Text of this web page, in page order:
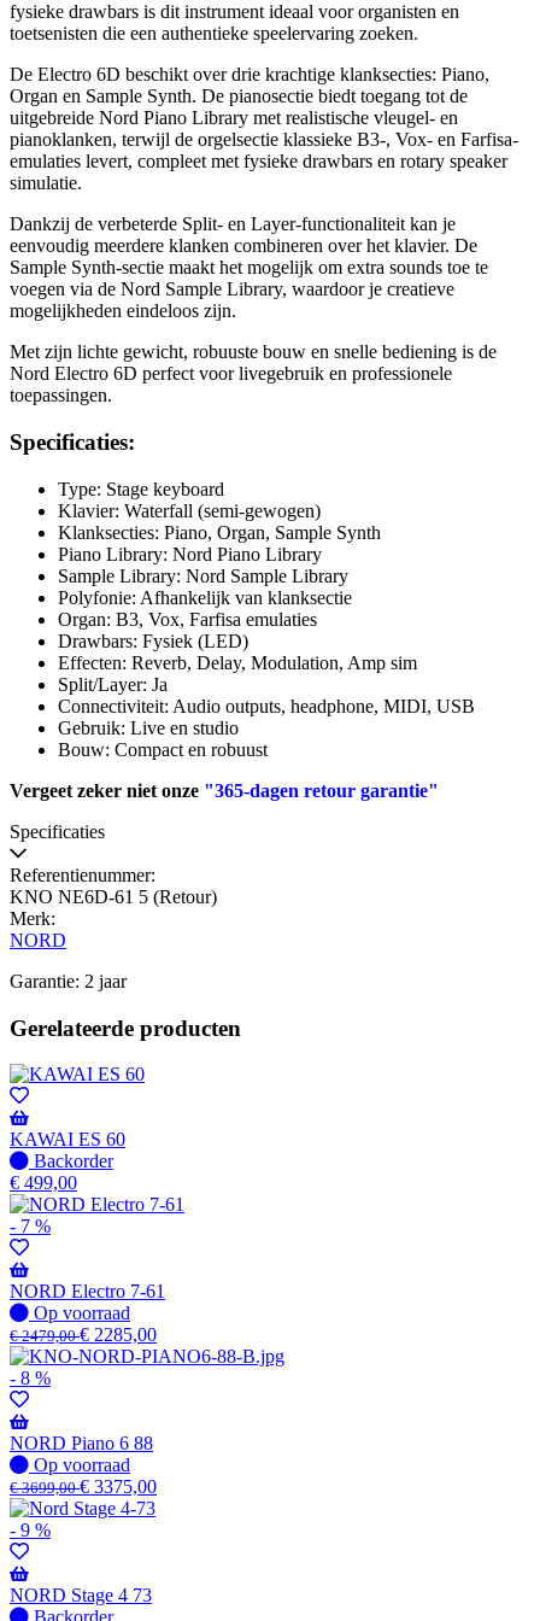
fysieke drawbars is dit instrument ideaal voor organisten en
toetsenisten die een authentieke speelervaring zoeken.
De Electro 6D beschikt over drie krachtige klanksecties: Piano,
Organ en Sample Synth. De pianosectie biedt toegang tot de
uitgebreide Nord Piano Library met realistische vleugel- en
pianoklanken, terwijl de orgelsectie klassieke B3-, Vox- en Farfisa-
emulaties levert, compleet met fysieke drawbars en rotary speaker
simulatie.
Dankzij de verbeterde Split- en Layer-functionaliteit kan je
eenvoudig meerdere klanken combineren over het klavier. De
Sample Synth-sectie maakt het mogelijk om extra sounds toe te
voegen via de Nord Sample Library, waardoor je creatieve
mogelijkheden eindeloos zijn.
Met zijn lichte gewicht, robuuste bouw en snelle bediening is de
Nord Electro 6D perfect voor livegebruik en professionele
toepassingen.
Specificaties:
Type: Stage keyboard
Klavier: Waterfall (semi-gewogen)
Klanksecties: Piano, Organ, Sample Synth
Piano Library: Nord Piano Library
Sample Library: Nord Sample Library
Polyfonie: Afhankelijk van klanksectie
Organ: B3, Vox, Farfisa emulaties
Drawbars: Fysiek (LED)
Effecten: Reverb, Delay, Modulation, Amp sim
Split/Layer: Ja
Connectiviteit: Audio outputs, headphone, MIDI, USB
Gebruik: Live en studio
Bouw: Compact en robuust
Vergeet zeker niet onze "365-dagen retour garantie"
Specificaties
Referentienummer:
KNO NE6D-61 5 (Retour)
Merk:
NORD
Garantie: 2 jaar
Gerelateerde producten
KAWAI ES 60
Niet
op
voorraad
-
Wordt
verzonden
wanneer
beschikbaar
Backorder
€ 499,00
- 7 %
NORD Electro 7-61
Op
voorraad
Op voorraad
€2479,00€ 2285,00
- 8 %
NORD Piano 6 88
Op
voorraad
Op voorraad
€3699,00€ 3375,00
- 9 %
NORD Stage 4 73
Niet